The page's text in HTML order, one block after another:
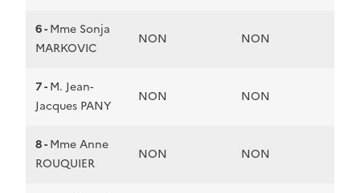
6 -Mme Sonja
MARKOVIC
NON NON
7 -M. Jean-
Jacques PANY
NON NON
8 -Mme Anne
ROUQUIER
NON NON